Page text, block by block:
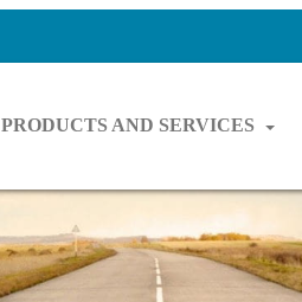
PRODUCTS AND SERVICES